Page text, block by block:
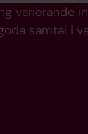
varierande
samtal i